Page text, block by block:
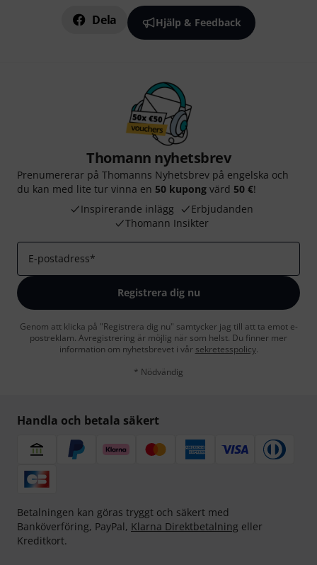
Dela Hjälp & Feedback
Thomann nyhetsbrev
Prenumererar på Thomanns Nyhetsbrev på engelska och
du kan med lite tur vinna en 50 kupong värd 50 €!
Inspirerande inlägg
Erbjudanden
Thomann Insikter
E-postadress*
Registrera dig nu
Genom att klicka på "Registrera dig nu" samtycker jag till att ta emot e-
postreklam. Avregistrering är möjlig när som helst. Du finner mer
information om nyhetsbrevet i vår sekretesspolicy.
* Nödvändig
Handla och betala säkert
Betalningen kan göras tryggt och säkert med
Banköverföring, PayPal, Klarna Direktbetalning eller
Kreditkort.